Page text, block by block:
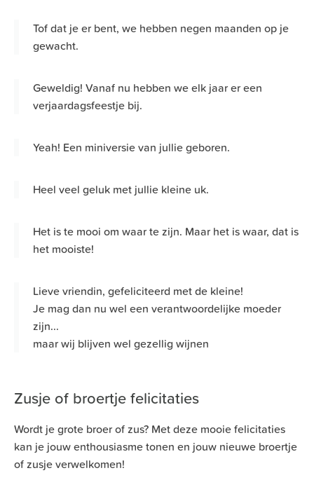
Tof dat je er bent, we hebben negen maanden op je
gewacht.
Geweldig! Vanaf nu hebben we elk jaar er een
verjaardagsfeestje bij.
Yeah! Een miniversie van jullie geboren.
Heel veel geluk met jullie kleine uk.
Het is te mooi om waar te zijn. Maar het is waar, dat is
het mooiste!
Lieve vriendin, gefeliciteerd met de kleine!
Je mag dan nu wel een verantwoordelijke moeder
zijn...
maar wij blijven wel gezellig wijnen
Zusje of broertje felicitaties
Wordt je grote broer of zus? Met deze mooie felicitaties
kan je jouw enthousiasme tonen en jouw nieuwe broertje
of zusje verwelkomen!